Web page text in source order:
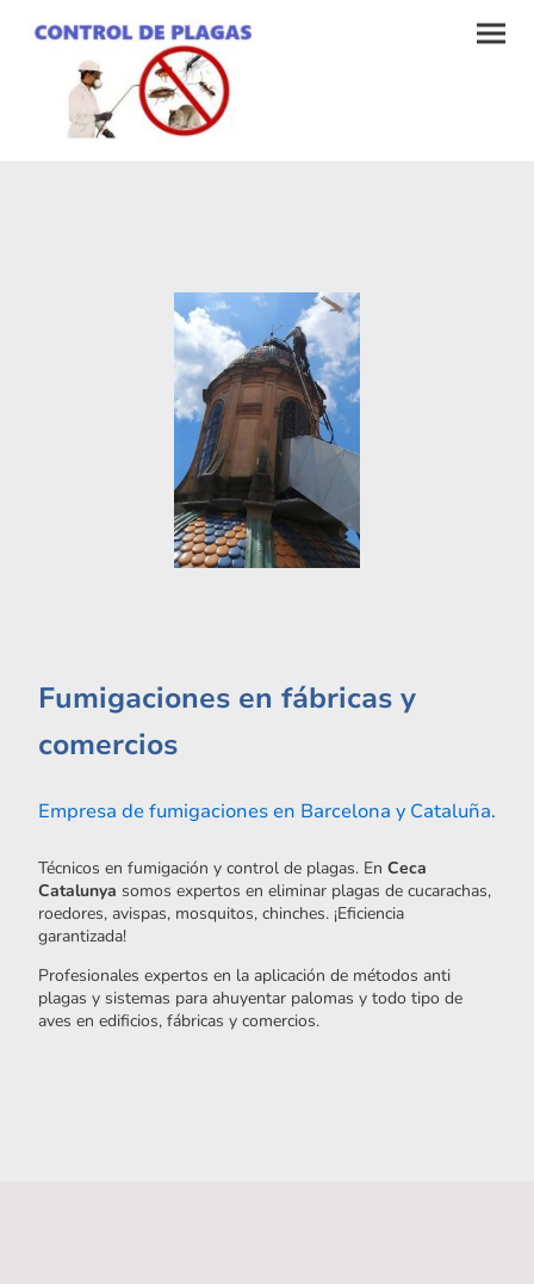
Fumigaciones en fábricas y
comercios
Empresa de fumigaciones en Barcelona y Cataluña.
Técnicos en fumigación y control de plagas. En Ceca
Catalunya somos expertos en eliminar plagas de cucarachas,
roedores, avispas, mosquitos, chinches. ¡Eficiencia
garantizada!
Profesionales expertos en la aplicación de métodos anti
plagas y sistemas para ahuyentar palomas y todo tipo de
aves en edificios, fábricas y comercios.